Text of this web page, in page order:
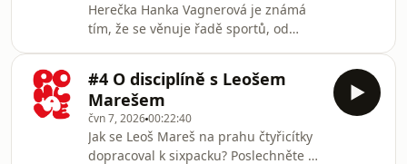
Herečka Hanka Vagnerová je známá
tím, že se věnuje řadě sportů, od
podařilo vybudovat si vztah k pohybu?
A jak drží svoji závislost ke sportu ve
zdravých mezích? Poslechněte si
novou epizody podcastu Po hlavě o
#4 O disciplíně s Leošem
Marešem
čvn 7, 202600:22:40
Jak se Leoš Mareš na prahu čtyřicítky
dopracoval k sixpacku? Poslechněte si